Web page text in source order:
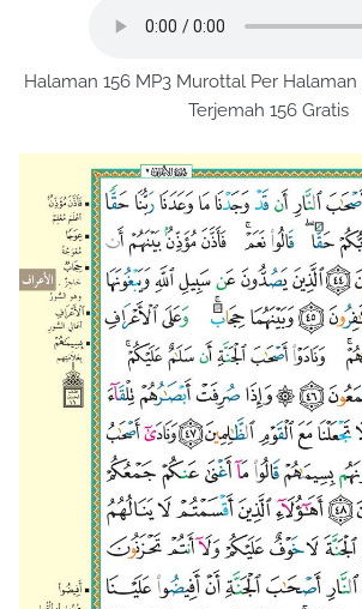
Halaman 156 MP3 Murottal Per
Terjemah 156 Gratis